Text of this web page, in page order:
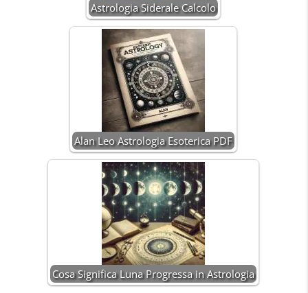
Astrologia Siderale Calcolo
Alan Leo Astrologia Esoterica PDF
Cosa Significa Luna Progressa in Astrologia